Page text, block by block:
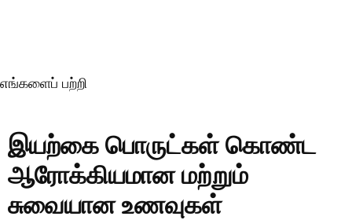
எங்களைப் பற்றி
இயற்கை பொருட்கள் கொண்ட
ஆரோக்கியமான மற்றும்
சுவையான உணவுகள்